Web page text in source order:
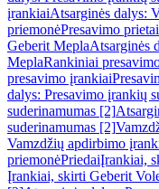
įrankiaiAtsarginės dalys:
priemonėPresavimo
Geberit MeplaAtsarginės
MeplaRankiniai
presavimo įrankiai
dalys: Presavimo įrankių
suderinamumas [2]
suderinamumas [2]
Vamzdžių apdirbimo
priemonėPriedaiĮrankiai,
Įrankiai, skirti Geberit